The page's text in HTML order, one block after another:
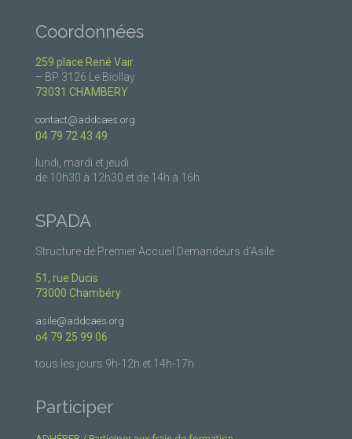
Coordonnées
259 place René Vair
– BP 3126 Le Biollay
73031 CHAMBERY
contact@addcaes.org
04 79 72 43 49
lundi, mardi et jeudi
de 10h30 à 12h30 et de 14h à 16h
SPADA
Structure de Premier Accueil Demandeurs d’Asile
51, rue Ducis
73000 Chambéry
asile@addcaes.org
o4 79 25 99 06
tous les jours 9h-12h et 14h-17h
Participer